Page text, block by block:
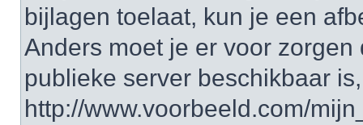
bijlagen toelaat, kun je een
Anders moet je er voor
publieke server beschikbaar
http://www.voorbeeld.com/